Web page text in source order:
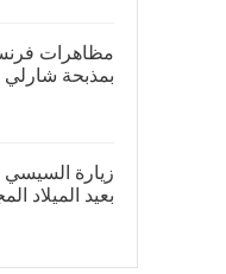
مظاهرات
بمذبحة شارلي
زيارة السيسي
بعيد الميلاد